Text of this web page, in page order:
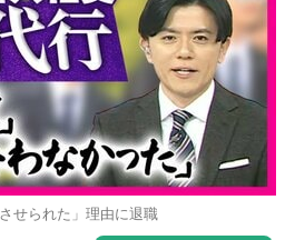
せられた」理由に退職